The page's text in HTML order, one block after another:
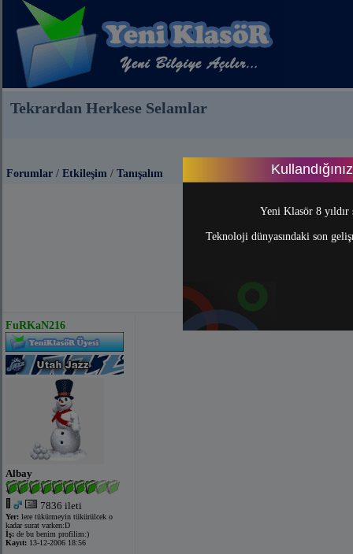
Yeni Klasör 8
Teknoloji dünyasındaki son
Tekrardan Herkese Selamlar
Forumlar / Etkileşim / Tanışalım
FuRKaN216
Albay
7836 ileti
Yer: lere tükürmeyin tükürülcek o
kadar surat varken:D
İş: de bu benim profilim:)
Kayıt: 13-12-2006 18:56